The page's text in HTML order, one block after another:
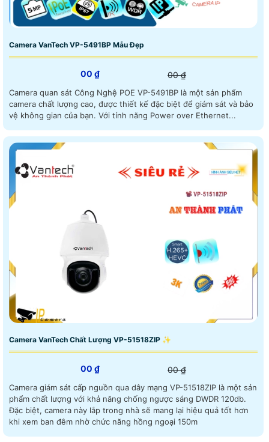
Camera VanTech VP-5491BP Mẫu Đẹp
00 ₫ 00 ₫
Camera quan sát Công Nghệ POE VP-5491BP là một sản phẩm
camera chất lượng cao, được thiết kế đặc biệt để giám sát và bảo
vệ không gian của bạn. Với tính năng Power over Ethernet...
Camera VanTech Chất Lượng VP-51518ZIP ✨
00 ₫ 00 ₫
Camera giám sát cấp nguồn qua dây mạng VP-51518ZIP là một sản
phẩm chất lượng với khả năng chống ngược sáng DWDR 120db.
Đặc biệt, camera này lắp trong nhà sẽ mang lại hiệu quả tốt hơn
khi xem ban đêm nhờ chức năng hồng ngoại 150m